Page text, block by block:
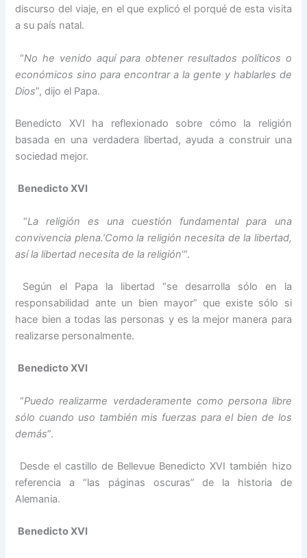
discurso del viaje, en el que explicó el porqué de esta visita
a su país natal.
“No he venido aquí para obtener resultados políticos o
económicos sino para encontrar a la gente y hablarles de
Dios”, dijo el Papa.
Benedicto XVI ha reflexionado sobre cómo la religión
basada en una verdadera libertad, ayuda a construir una
sociedad mejor.
Benedicto XVI
“La religión es una cuestión fundamental para una
convivencia plena.’Como la religión necesita de la libertad,
así la libertad necesita de la religión‘”.
Según el Papa la libertad “se desarrolla sólo en la
responsabilidad ante un bien mayor” que existe sólo si
hace bien a todas las personas y es la mejor manera para
realizarse personalmente.
Benedicto XVI
“Puedo realizarme verdaderamente como persona libre
sólo cuando uso también mis fuerzas para el bien de los
demás”.
Desde el castillo de Bellevue Benedicto XVI también hizo
referencia a “las páginas oscuras” de la historia de
Alemania.
Benedicto XVI